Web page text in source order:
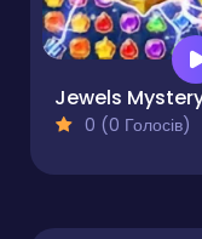
0 (0 Голосів)